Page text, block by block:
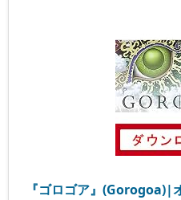
『ゴロゴア』(Gorogoa)|